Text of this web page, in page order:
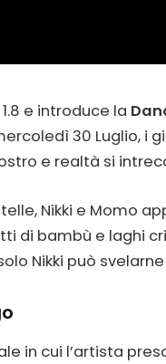
e introduce la
30 Luglio, i
e realtà si
Nikki e Momo
di bambù e laghi
Nikki può
in cui l’artista